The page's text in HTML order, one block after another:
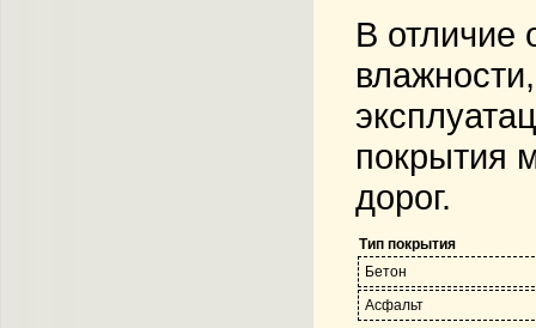
В отличие
покрытия
дорог.
Тип покрытия
Бетон
Асфальт